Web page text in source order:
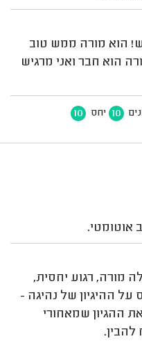
הוא מורה ממש טוב
הוא חבר ואני מרגיש
10 יחס 10
אוטומטי.
מורה, רגוע יחסית,
ההיגיון של נהיגה -
ההגיון שמאחורי
להבין.